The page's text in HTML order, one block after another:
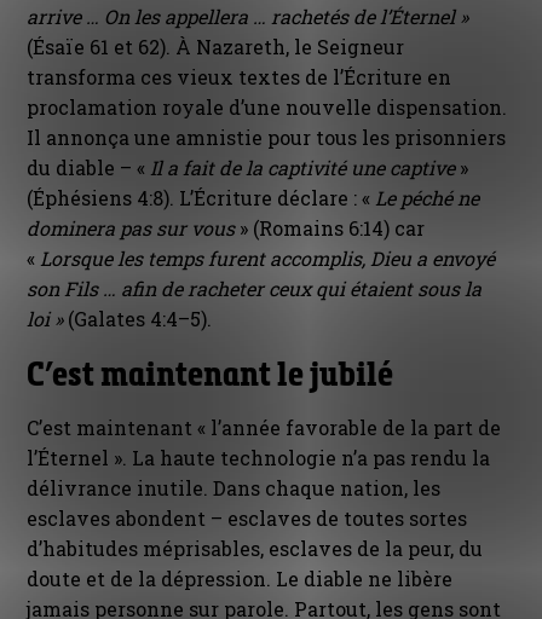
arrive … On les appellera … rachetés de l’Éternel »
(Ésaïe 61 et 62). À Nazareth, le Seigneur
transforma ces vieux textes de l’Écriture en
proclamation royale d’une nouvelle dispensation.
Il annonça une amnistie pour tous les prisonniers
du diable – « Il a fait de la captivité une captive»
(Éphésiens 4:8). L’Écriture déclare : « Le péché ne
dominera pas sur vous» (Romains 6:14) car
« Lorsque les temps furent accomplis, Dieu a envoyé
son Fils … afin de racheter ceux qui étaient sous la
loi »(Galates 4:4–5).
C’est maintenant le jubilé
C’est maintenant « l’année favorable de la part de
l’Éternel ». La haute technologie n’a pas rendu la
délivrance inutile. Dans chaque nation, les
esclaves abondent – esclaves de toutes sortes
d’habitudes méprisables, esclaves de la peur, du
doute et de la dépression. Le diable ne libère
jamais personne sur parole. Partout, les gens sont